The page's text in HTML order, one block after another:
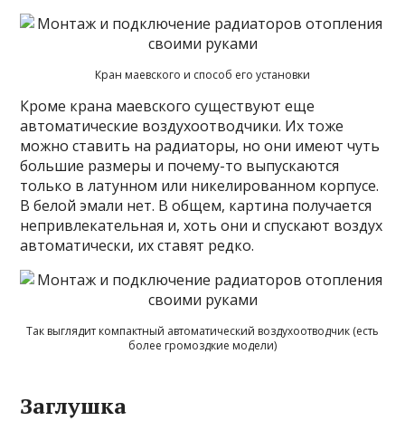
Кран маевского и способ его установки
Кроме крана маевского существуют еще
автоматические воздухоотводчики. Их тоже
можно ставить на радиаторы, но они имеют чуть
большие размеры и почему-то выпускаются
только в латунном или никелированном корпусе.
В белой эмали нет. В общем, картина получается
непривлекательная и, хоть они и спускают воздух
автоматически, их ставят редко.
Так выглядит компактный автоматический воздухоотводчик (есть
более громоздкие модели)
Заглушка